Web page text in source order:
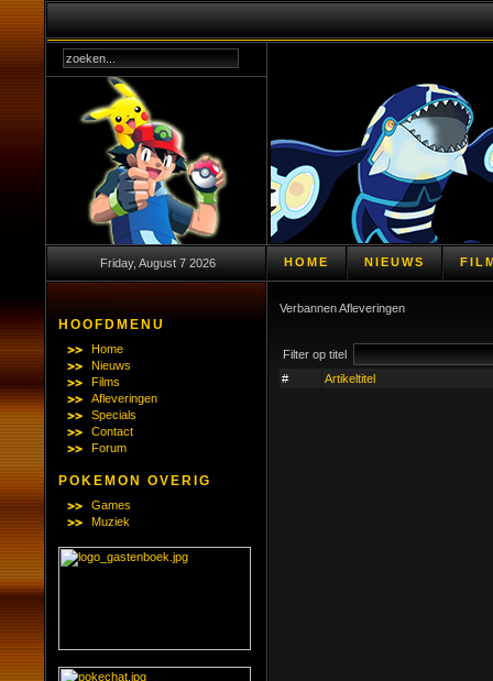
Friday, August 7 2026 HOME NIEUWS
HOOFDMENU
Home
Nieuws
Films
Afleveringen
Specials
Contact
Forum
POKEMON OVERIG
Games
Muziek
Verbannen Afleveringen
Filter op titel
#
Artikeltitel